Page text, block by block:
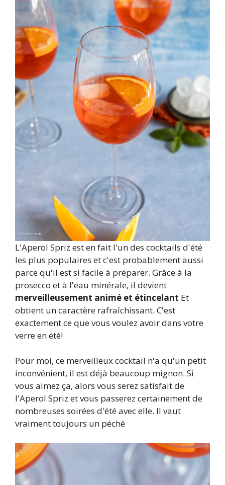
L'Aperol Spriz est en fait l'un des cocktails d'été
les plus populaires et c'est probablement aussi
parce qu'il est si facile à préparer. Grâce à la
prosecco et à l'eau minérale, il devient
merveilleusement animé et étincelant Et
obtient un caractère rafraîchissant. C'est
exactement ce que vous voulez avoir dans votre
verre en été!
Pour moi, ce merveilleux cocktail n'a qu'un petit
inconvénient, il est déjà beaucoup mignon. Si
vous aimez ça, alors vous serez satisfait de
l'Aperol Spriz et vous passerez certainement de
nombreuses soirées d'été avec elle. Il vaut
vraiment toujours un péché